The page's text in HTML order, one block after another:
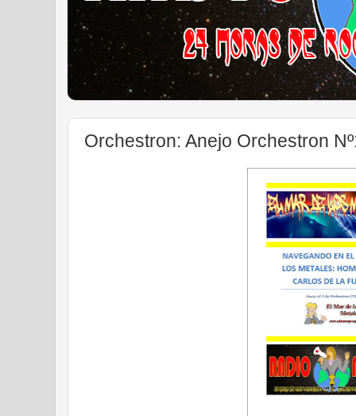
Orchestron: Anejo Orchestron